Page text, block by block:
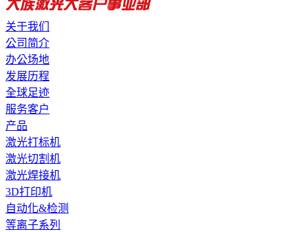
关于我们
公司简介
办公场地
发展历程
全球足迹
服务客户
产品
激光打标机
激光切割机
激光焊接机
3D打印机
自动化&检测
等离子系列